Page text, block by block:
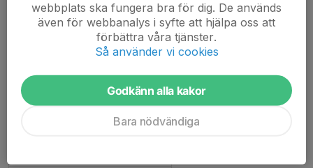
Anna-Lena Östergård
Rasmus Borg
Marina Borg
Anna Hallberg
webbplats ska fungera bra för dig. De används
även för webbanalys i syfte att hjälpa oss att
förbättra våra tjänster.
Så använder vi cookies
Godkänn alla kakor
Bara nödvändiga